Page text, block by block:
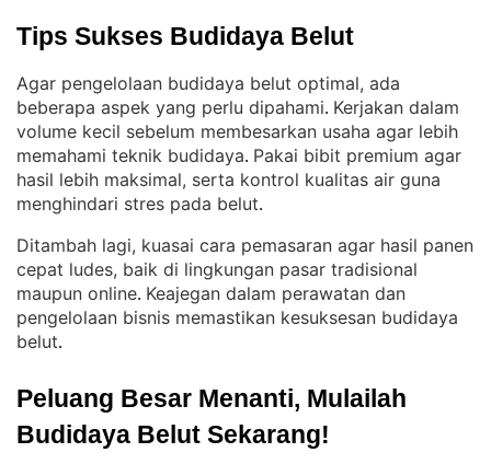
Tips Sukses Budidaya Belut
Agar pengelolaan budidaya belut optimal, ada
beberapa aspek yang perlu dipahami. Kerjakan dalam
volume kecil sebelum membesarkan usaha agar lebih
memahami teknik budidaya. Pakai bibit premium agar
hasil lebih maksimal, serta kontrol kualitas air guna
menghindari stres pada belut.
Ditambah lagi, kuasai cara pemasaran agar hasil panen
cepat ludes, baik di lingkungan pasar tradisional
maupun online. Keajegan dalam perawatan dan
pengelolaan bisnis memastikan kesuksesan budidaya
belut.
Peluang Besar Menanti, Mulailah
Budidaya Belut Sekarang!